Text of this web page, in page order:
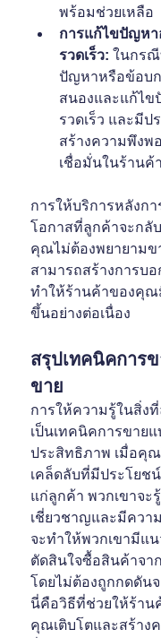
พร้อมช่วยเหลือ
การแก้ไขปัญหา
รวดเร็ว: ในกร
ปัญหาหรือข้อบ
สนองและแก้ไข
รวดเร็ว และมีป
สร้างความพึงพ
เชื่อมั่นในร้าน
การให้บริการหลังก
โอกาสที่ลูกค้าจะกลั
คุณไม่ต้องพยายามข
สามารถสร้างการบ
ทำให้ร้านค้าของคุณ
ขึ้นอย่างต่อเนื่อง
สรุปเทคนิคการ
ขาย
การให้ความรู้ในสิ่ง
เป็นเทคนิคการขาย
ประสิทธิภาพ เมื่อคุ
เคล็ดลับที่มีประโยช
แก่ลูกค้า พวกเขาจะ
เชี่ยวชาญและมีควา
จะทำให้พวกเขามีแ
ตัดสินใจซื้อสินค้าจ
โดยไม่ต้องถูกกดดัน
นี่คือวิธีที่ช่วยให้ร้าน
คุณเติบโตและสร้าง